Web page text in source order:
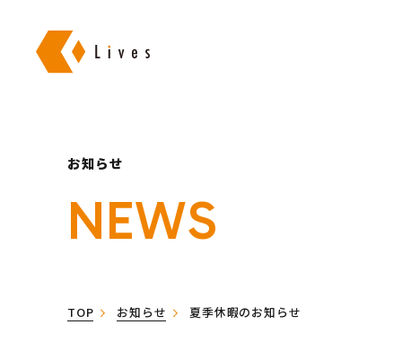
お知らせ
NEWS
TOP お知らせ 夏季休暇のお知らせ